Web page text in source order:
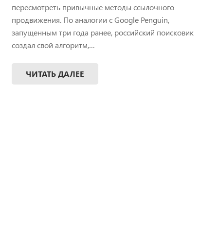
пересмотреть привычные методы ссылочного
продвижения. По аналогии с Google Penguin,
запущенным три года ранее, российский поисковик
создал свой алгоритм,…
ЧИТАТЬ ДАЛЕЕ